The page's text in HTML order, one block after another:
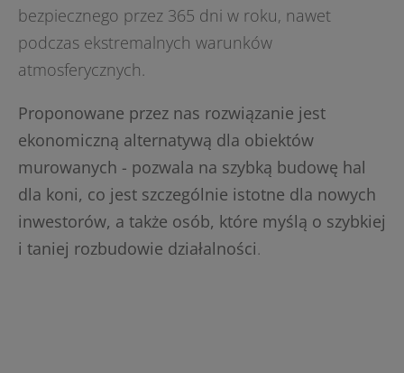
bezpiecznego przez 365 dni w roku, nawet
podczas ekstremalnych warunków
atmosferycznych.
Proponowane przez nas rozwiązanie jest
ekonomiczną alternatywą dla obiektów
murowanych - pozwala na szybką budowę hal
dla koni, co jest szczególnie istotne dla nowych
inwestorów, a także osób, które myślą o szybkiej
i taniej rozbudowie działalności.